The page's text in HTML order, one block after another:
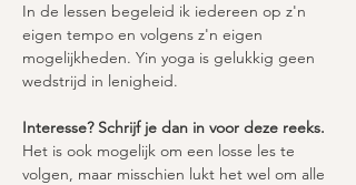
In de lessen begeleid ik iedereen op z'n
eigen tempo en volgens z'n eigen
mogelijkheden. Yin yoga is gelukkig geen
wedstrijd in lenigheid.
Interesse? Schrijf je dan in voor deze reeks.
Het is ook mogelijk om een losse les te
volgen, maar misschien lukt het wel om alle